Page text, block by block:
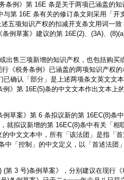
条例》第 16E 条是关于两项已涵盖的知
第 16E 条有关的修订条文则采用「开
五项知识产权的扣减开支条文用词一致
例草案》建议的第 16E(2)、(3A)、
售三项新增的知识产权，也包括购买
《税务条例》已涵盖的两项知识产权的
确认「部分」是上述两项条文英文文
》第 16E(5)条的中文文本作出文本上
案》第 6 条拟议新的第 16EC(8)条中
就拟议新增的第 16EC(8)条中有关「相
中文文本中，所有「该法团」是指「首
中「控制」的中文定义，以「首述法团
3 号)条例草案》，分别建议在现行《